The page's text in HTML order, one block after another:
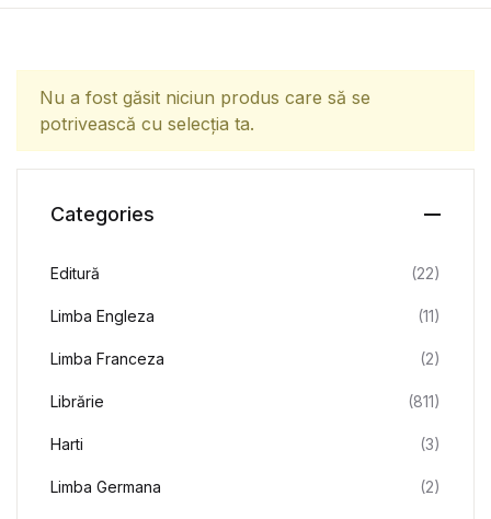
Nu a fost găsit niciun produs care să se
potrivească cu selecția ta.
Categories
Editură (22)
Limba Engleza (11)
Limba Franceza (2)
Librărie (811)
Harti (3)
Limba Germana (2)